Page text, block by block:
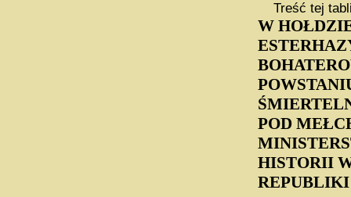
Treść tej
W
POD
HISTORII
REPUBLIKI